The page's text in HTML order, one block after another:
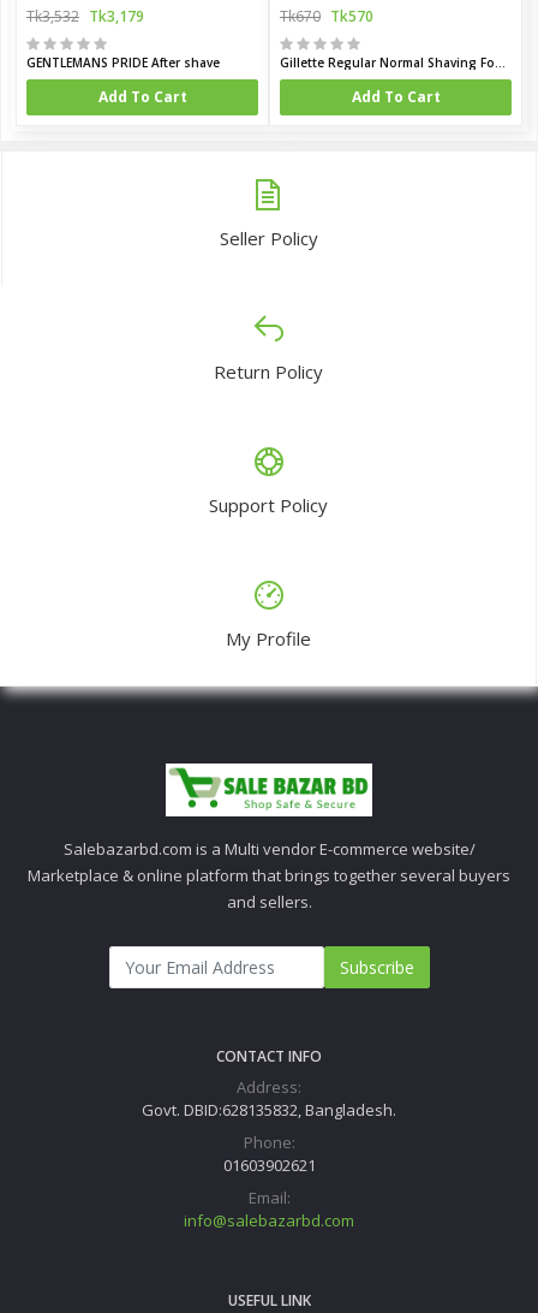
Tk3,532 Tk3,179
GENTLEMANS PRIDE After shave
Add To Cart
Tk670 Tk570
Gillette Regular Normal Shaving Foam 200 ml (UK)
Add To Cart
Seller Policy
Return Policy
Support Policy
My Profile
Salebazarbd.com is a Multi vendor E-commerce website/
Marketplace & online platform that brings together several buyers
and sellers.
Subscribe
CONTACT INFO
Address:
Govt. DBID:628135832, Bangladesh.
Phone:
01603902621
Email:
info@salebazarbd.com
USEFUL LINK